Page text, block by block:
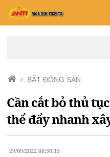
BẤT ĐỘNG SẢN
Cần cắt bỏ thủ
thể đẩy nhanh
29/09/2022 08:56:15